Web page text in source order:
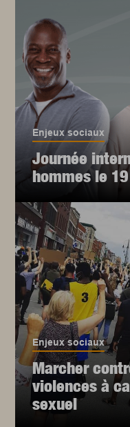
Enjeux sociaux
Journée
hommes le
Enjeux sociaux
Marcher
violences à
sexuel